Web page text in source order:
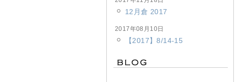
12月倉 2017
2017年08月10日
【2017】8/14-15